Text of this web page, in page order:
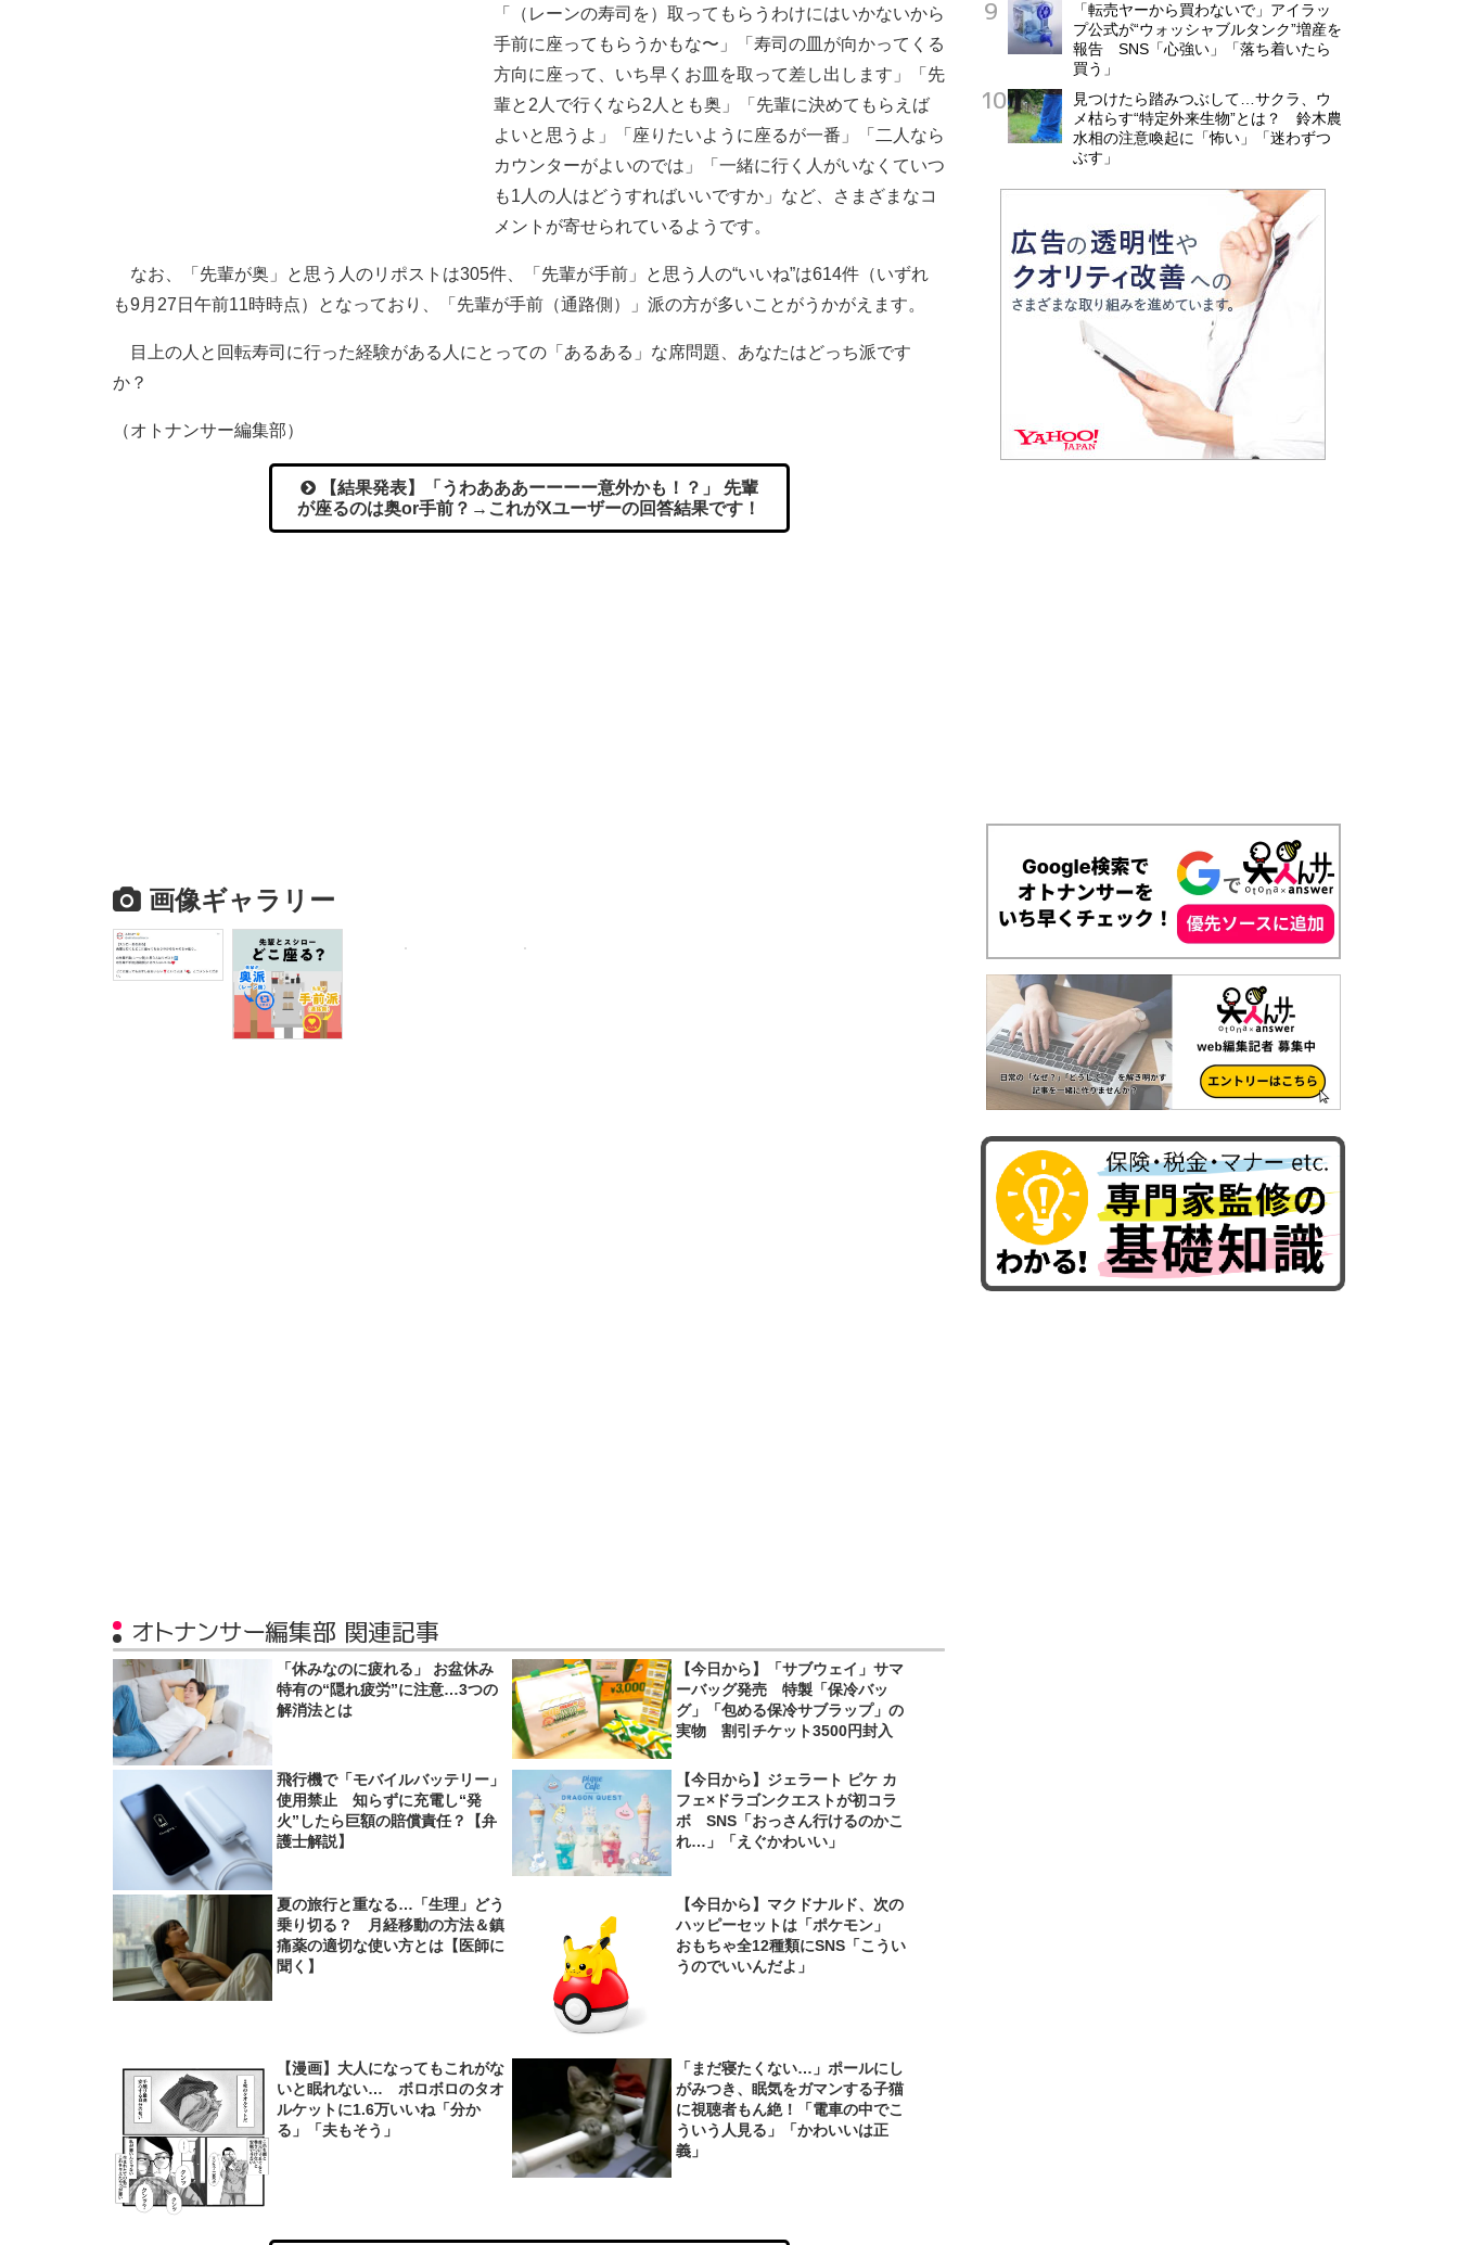
「（レーンの寿司を）取ってもらうわけにはいかないから
手前に座ってもらうかもな〜」「寿司の皿が向かってくる
方向に座って、いち早くお皿を取って差し出します」「先
輩と2人で行くなら2人とも奥」「先輩に決めてもらえば
よいと思うよ」「座りたいように座るが一番」「二人なら
カウンターがよいのでは」「一緒に行く人がいなくていつ
も1人の人はどうすればいいですか」など、さまざまなコ
メントが寄せられているようです。
なお、「先輩が奥」と思う人のリポストは305件、「先輩が手前」と思う人の“いいね”は614件（いずれ
も9月27日午前11時時点）となっており、「先輩が手前（通路側）」派の方が多いことがうかがえます。
目上の人と回転寿司に行った経験がある人にとっての「あるある」な席問題、あなたはどっち派です
か？
（オトナンサー編集部）
【結果発表】「うわあああーーーー意外かも！？」 先輩
が座るのは奥or手前？→これがXユーザーの回答結果です！
画像ギャラリー
オトナンサー編集部 関連記事
「休みなのに疲れる」 お盆休み
特有の“隠れ疲労”に注意…3つの
解消法とは
【今日から】「サブウェイ」サマ
ーバッグ発売 特製「保冷バッ
グ」「包める保冷サブラップ」の
実物 割引チケット3500円封入
飛行機で「モバイルバッテリー」
使用禁止 知らずに充電し“発
火”したら巨額の賠償責任？【弁
護士解説】
【今日から】ジェラート ピケ カ
フェ×ドラゴンクエストが初コラ
ボ SNS「おっさん行けるのかこ
れ…」「えぐかわいい」
夏の旅行と重なる…「生理」どう
乗り切る？ 月経移動の方法＆鎮
痛薬の適切な使い方とは【医師に
聞く】
【今日から】マクドナルド、次の
ハッピーセットは「ポケモン」
おもちゃ全12種類にSNS「こうい
うのでいいんだよ」
【漫画】大人になってもこれがな
いと眠れない… ボロボロのタオ
ルケットに1.6万いいね「分か
る」「夫もそう」
「まだ寝たくない…」ポールにし
がみつき、眠気をガマンする子猫
に視聴者もん絶！「電車の中でこ
ういう人見る」「かわいいは正
義」
「転売ヤーから買わないで」アイラッ
プ公式が“ウォッシャブルタンク”増産を
報告 SNS「心強い」「落ち着いたら
買う」
見つけたら踏みつぶして…サクラ、ウ
メ枯らす“特定外来生物”とは？ 鈴木農
水相の注意喚起に「怖い」「迷わずつ
ぶす」